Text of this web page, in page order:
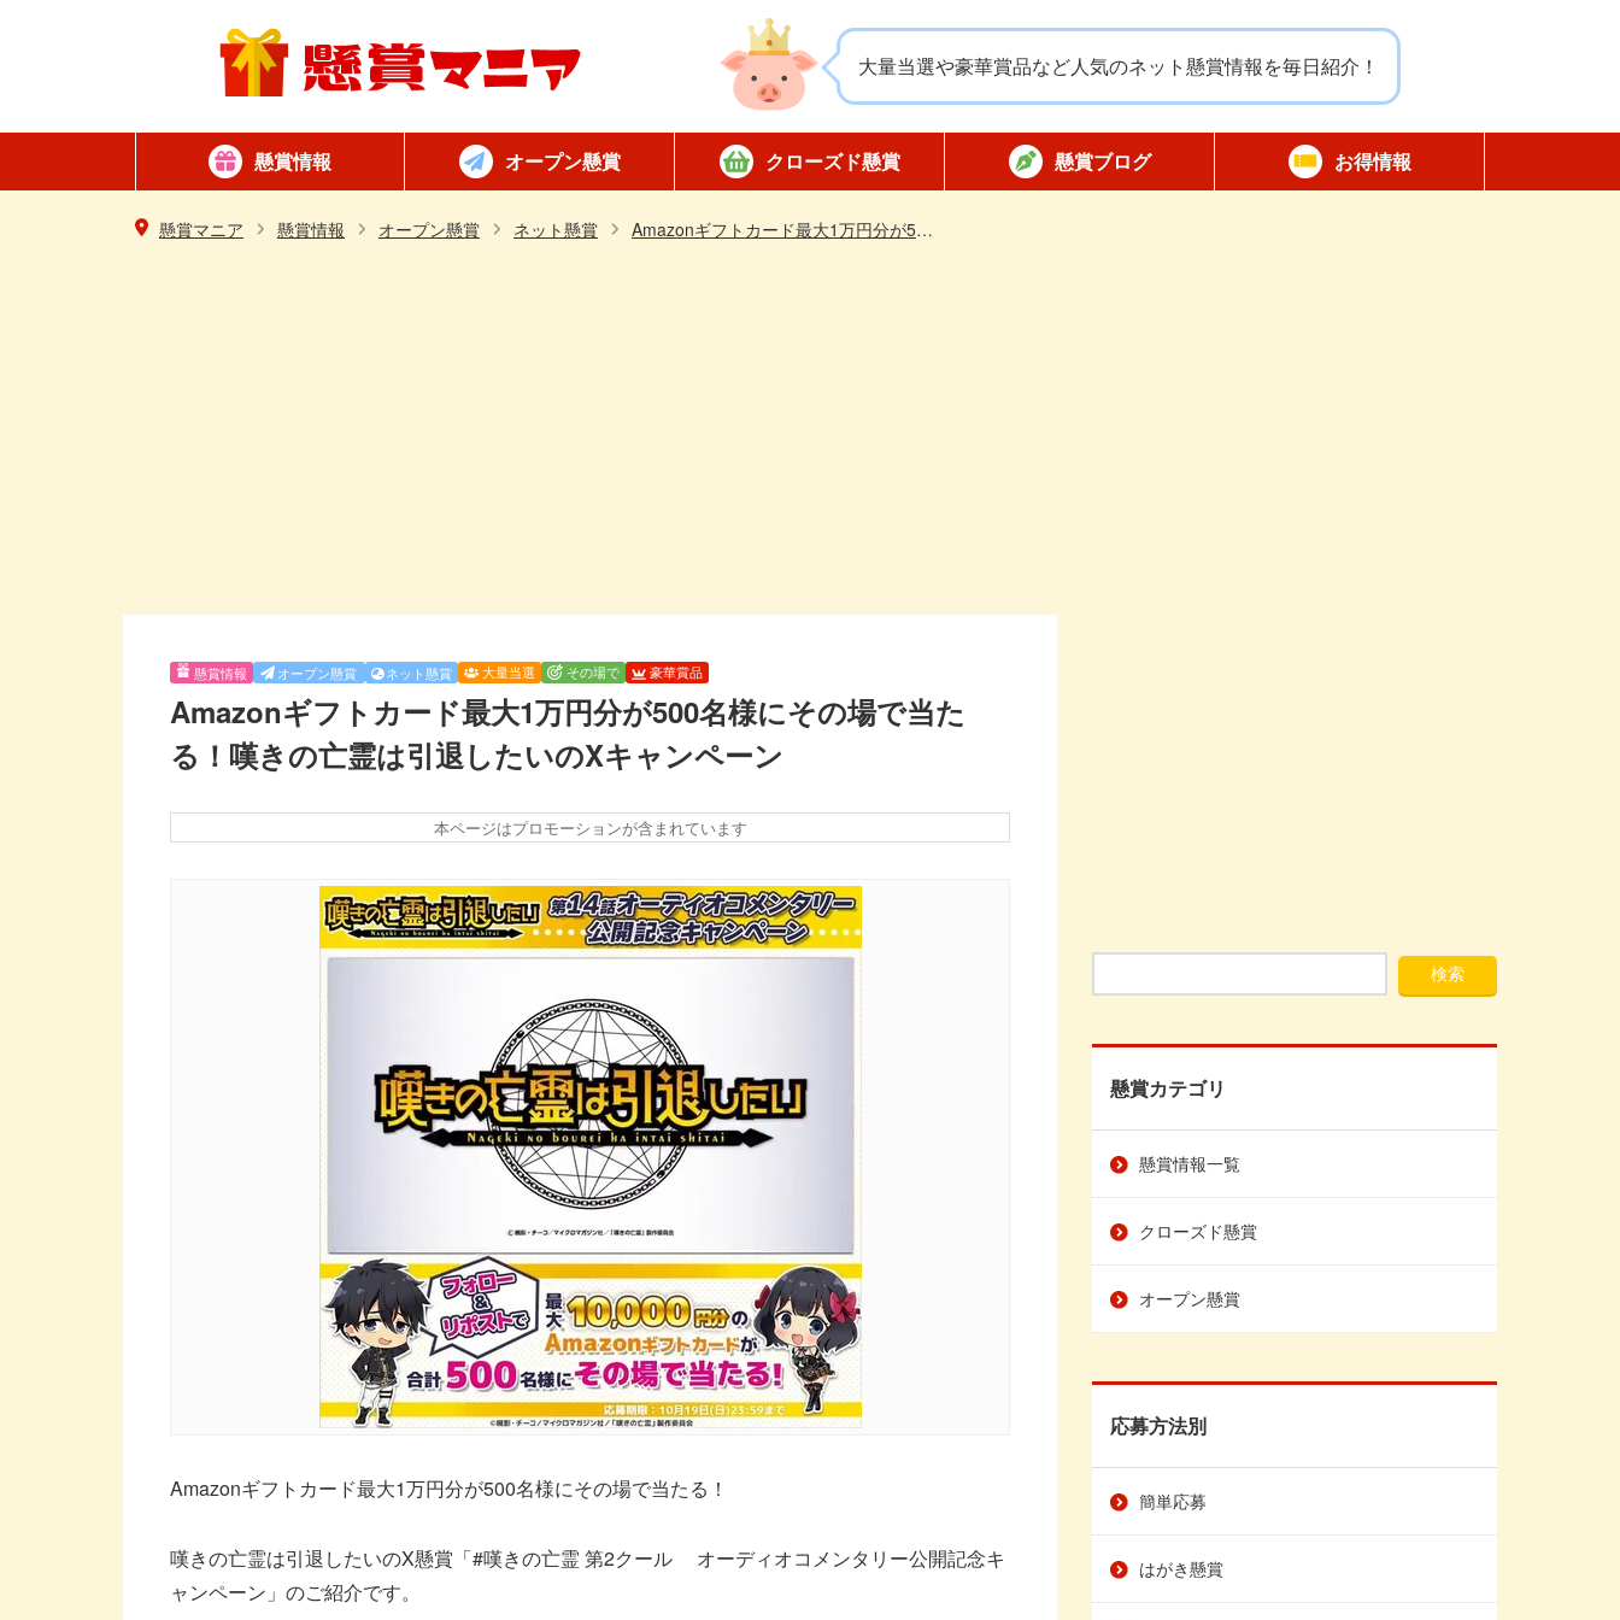
大量当選や豪華賞品など人気のネット懸賞情報を毎日紹介！
懸賞情報
ネット懸賞
はがき懸賞
懸賞カテゴリ一覧
オープン懸賞
簡単応募
毎日応募
クローズド懸賞
全国版懸賞
対象店舗限定
懸賞ハガキ
懸賞ブログ お得情報
懸賞マニア 懸賞情報 オープン懸賞 ネット懸賞 Amazonギフトカード最大1万円分が500名様にその場で当たる！嘆きの亡霊は引退したいのXキャンペーン
懸賞情報 オープン懸賞 ネット懸賞 大量当選 その場で 豪華賞品
Amazonギフトカード最大1万円分が500名様にその場で当た
る！嘆きの亡霊は引退したいのXキャンペーン
本ページはプロモーションが含まれています
Amazonギフトカード最大1万円分が500名様にその場で当たる！
嘆きの亡霊は引退したいのX懸賞「#嘆きの亡霊 第2クール オーディオコメンタリー公開記念キ
ャンペーン」のご紹介です。
懸賞カテゴリ
懸賞情報一覧
クローズド懸賞
オープン懸賞
応募方法別
簡単応募
はがき懸賞